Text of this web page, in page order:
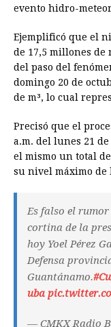
evento hidro-
Ejemplificó que el
de 17,5 millones de
del paso del
domingo 20 de
de m³, lo cual
Precisó que el
a.m. del lunes 21
el mismo un total
su nivel máximo de
Es falso el
cortina de la
hoy Yoel Pérez
Defensa
Guantánamo.
uba
— CMKX Radio